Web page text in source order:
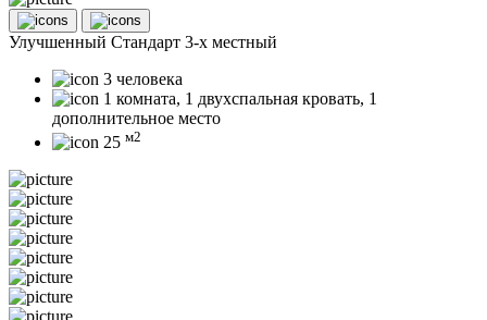
Улучшенный Стандарт 3-х местный
3 человека
1 комната, 1 двухспальная кровать, 1
дополнительное место
25 м2